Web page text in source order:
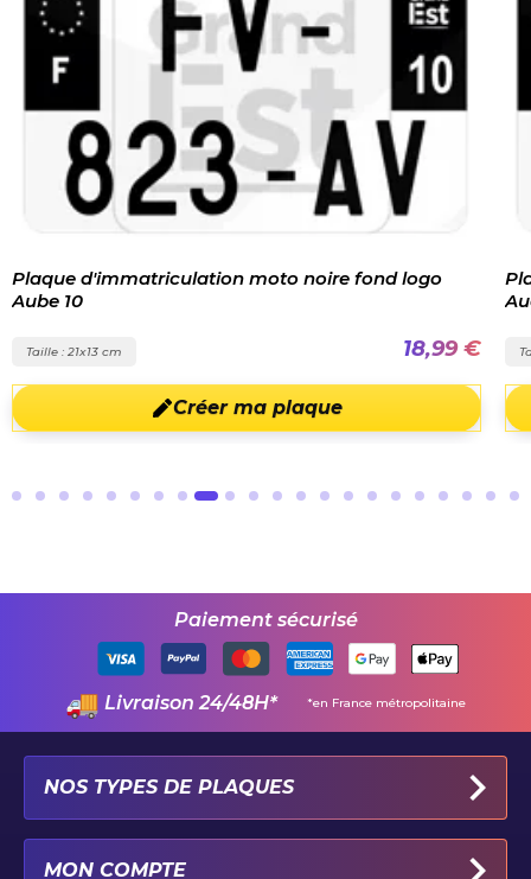
Plaque d'immatriculation moto noire fond logo
Aube 10
Taille : 21x13 cm 18,99 €
Créer ma plaque
Paiement sécurisé
Livraison 24/48H* *en France métropolitaine
NOS TYPES DE PLAQUES
MON COMPTE